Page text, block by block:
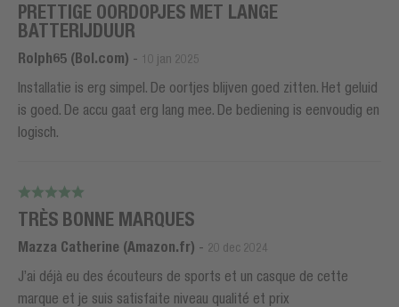
PRETTIGE OORDOPJES MET LANGE
BATTERIJDUUR
Rolph65 (Bol.com) - 10 jan 2025
Installatie is erg simpel. De oortjes blijven goed zitten. Het geluid
is goed. De accu gaat erg lang mee. De bediening is eenvoudig en
logisch.
TRÈS BONNE MARQUES
Mazza Catherine (Amazon.fr) - 20 dec 2024
J’ai déjà eu des écouteurs de sports et un casque de cette
marque et je suis satisfaite niveau qualité et prix